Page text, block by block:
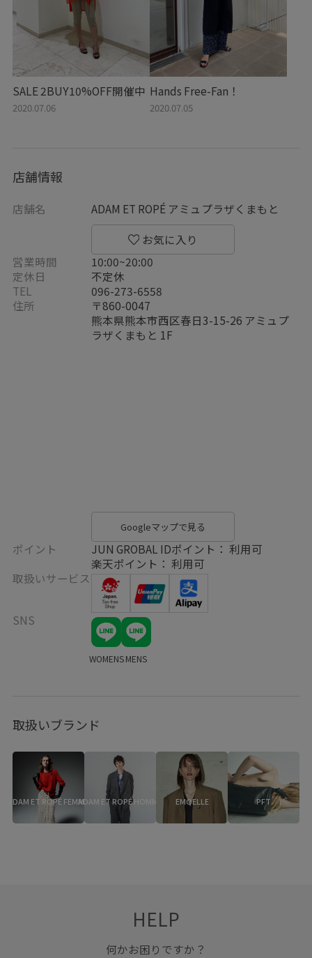
SALE 2BUY10%OFF開催中
2020.07.06
Hands Free-Fan！
2020.07.05
店舗情報
店舗名 ADAM ET ROPÉ アミュプラザくまもと
営業時間
10:00~20:00
定休日
不定休
TEL
096-273-6558
住所
〒860-0047
熊本県熊本市西区春日3-15-26 アミュプ
ラザくまもと 1F
Googleマップで見る
ポイント
JUN GROBAL IDポイント： 利用可
楽天ポイント： 利用可
取扱いサービス
SNS
WOMENSMENS
取扱いブランド
ADAM ET ROPÉ FEMMEADAM ET ROPÉ HOMME EMOELLE PFT
HELP
何かお困りですか？